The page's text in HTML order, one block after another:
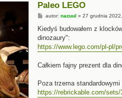
Paleo LEGO
P
s
autor: nazuul » 27 grudnia
Kiedyś budowałem z
dinozaury":
https://www.lego.com/pl-pl/
Całkiem fajny prezent dla
Poza trzema
https://rebrickable.com/